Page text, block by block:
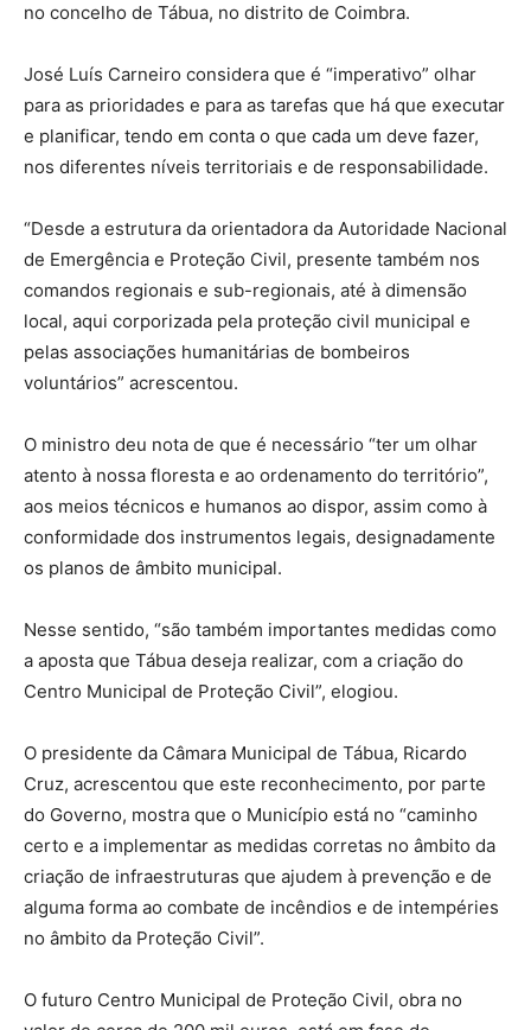
no concelho de Tábua, no distrito de Coimbra.
José Luís Carneiro considera que é “imperativo” olhar
para as prioridades e para as tarefas que há que executar
e planificar, tendo em conta o que cada um deve fazer,
nos diferentes níveis territoriais e de responsabilidade.
“Desde a estrutura da orientadora da Autoridade Nacional
de Emergência e Proteção Civil, presente também nos
comandos regionais e sub-regionais, até à dimensão
local, aqui corporizada pela proteção civil municipal e
pelas associações humanitárias de bombeiros
voluntários” acrescentou.
O ministro deu nota de que é necessário “ter um olhar
atento à nossa floresta e ao ordenamento do território”,
aos meios técnicos e humanos ao dispor, assim como à
conformidade dos instrumentos legais, designadamente
os planos de âmbito municipal.
Nesse sentido, “são também importantes medidas como
a aposta que Tábua deseja realizar, com a criação do
Centro Municipal de Proteção Civil”, elogiou.
O presidente da Câmara Municipal de Tábua, Ricardo
Cruz, acrescentou que este reconhecimento, por parte
do Governo, mostra que o Município está no “caminho
certo e a implementar as medidas corretas no âmbito da
criação de infraestruturas que ajudem à prevenção e de
alguma forma ao combate de incêndios e de intempéries
no âmbito da Proteção Civil”.
O futuro Centro Municipal de Proteção Civil, obra no